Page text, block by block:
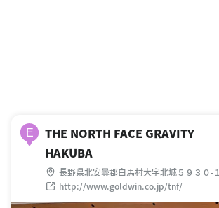
E
THE NORTH FACE GRAVITY
HAKUBA
長野県北安曇郡白馬村大字北城５９３０-１
http://www.goldwin.co.jp/tnf/